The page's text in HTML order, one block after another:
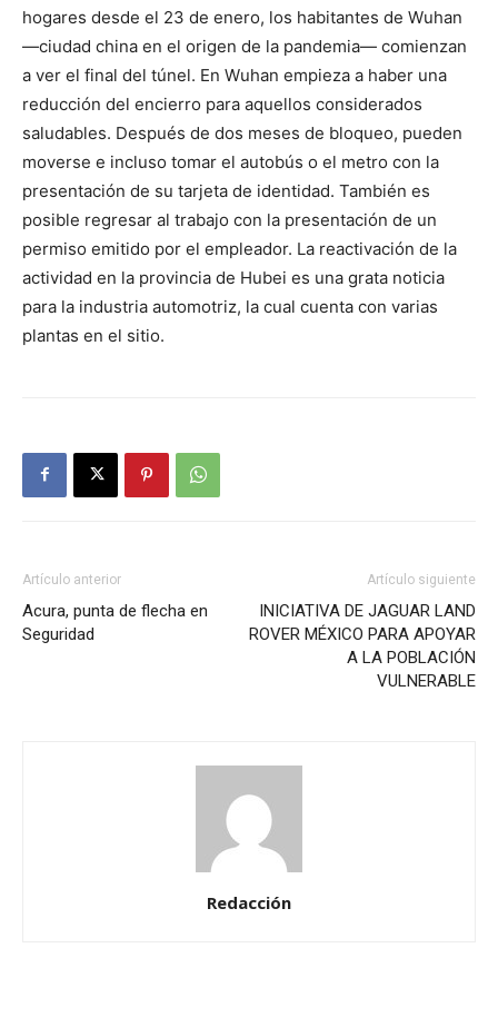
hogares desde el 23 de enero, los habitantes de Wuhan
—ciudad china en el origen de la pandemia— comienzan
a ver el final del túnel. En Wuhan empieza a haber una
reducción del encierro para aquellos considerados
saludables. Después de dos meses de bloqueo, pueden
moverse e incluso tomar el autobús o el metro con la
presentación de su tarjeta de identidad. También es
posible regresar al trabajo con la presentación de un
permiso emitido por el empleador. La reactivación de la
actividad en la provincia de Hubei es una grata noticia
para la industria automotriz, la cual cuenta con varias
plantas en el sitio.
Artículo anterior
Acura, punta de flecha en
Seguridad
Artículo siguiente
INICIATIVA DE JAGUAR LAND
ROVER MÉXICO PARA APOYAR
A LA POBLACIÓN
VULNERABLE
Redacción